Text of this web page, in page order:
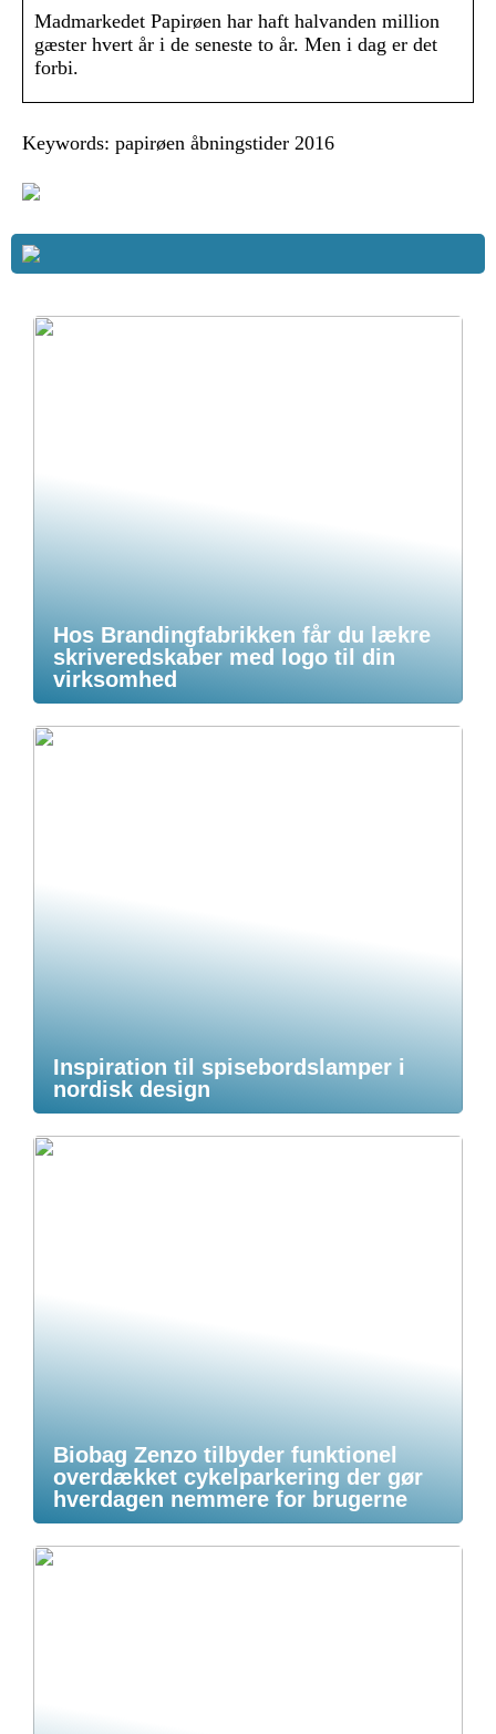
Madmarkedet Papirøen har haft halvanden million
gæster hvert år i de seneste to år. Men i dag er det
forbi.
Keywords: papirøen åbningstider 2016
Hos Brandingfabrikken får du lækre
skriveredskaber med logo til din
virksomhed
Inspiration til spisebordslamper i
nordisk design
Biobag Zenzo tilbyder funktionel
overdækket cykelparkering der gør
hverdagen nemmere for brugerne